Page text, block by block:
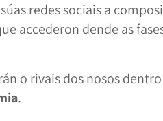
redes sociais a
accederon dende as
o rivais dos nosos
.